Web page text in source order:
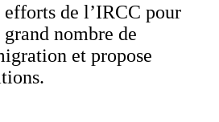
de l’IRCC pour
nombre de
et propose